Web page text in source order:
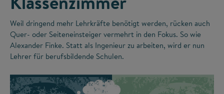
Weil dringend mehr Lehrkräfte benötigt werden, rücken auch
Quer- oder Seiteneinsteiger vermehrt in den Fokus. So wie
Alexander Finke. Statt als Ingenieur zu arbeiten, wird er nun
Lehrer für berufsbildende Schulen.